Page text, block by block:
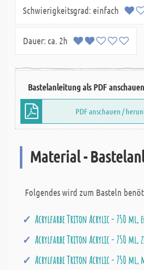
Schwierigkeitsgrad: einfach
Dauer: ca. 2h
Bastelanleitung als PDF
PDF anschauen /
Material -
Folgendes wird zum Basteln
Acrylfarbe Triton Acrylic - 750 ml,
Acrylfarbe Triton Acrylic - 750 ml,
Acrylfarbe Triton Acrylic - 750 ml,